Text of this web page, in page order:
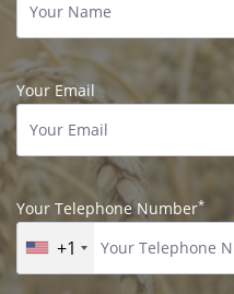
Your Email
Your Telephone Number*
+1